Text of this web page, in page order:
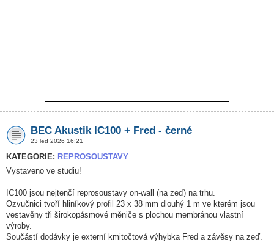
BEC Akustik IC100 + Fred - černé
23 led 2026 16:21
KATEGORIE: REPROSOUSTAVY
Vystaveno ve studiu!
IC100 jsou nejtenčí reprosoustavy on-wall (na zeď) na trhu.
Ozvučnici tvoří hliníkový profil 23 x 38 mm dlouhý 1 m ve kterém jsou
vestavěny tři širokopásmové měniče s plochou membránou vlastní
výroby.
Součástí dodávky je externí kmitočtová výhybka Fred a závěsy na zeď.